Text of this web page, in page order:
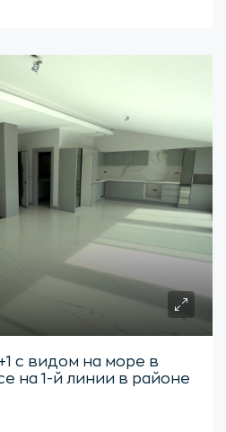
с видом на море в
на 1-й линии в районе